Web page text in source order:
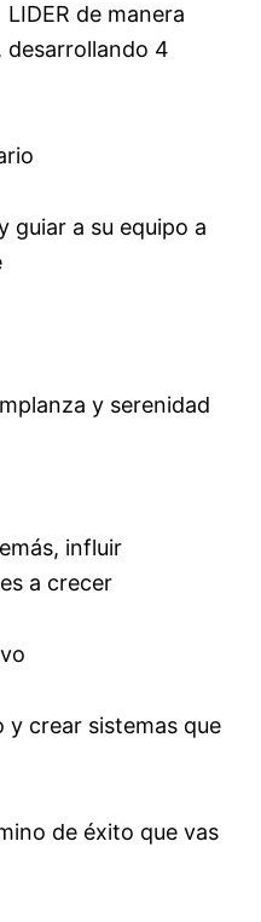
de manera
desarrollando 4
guiar a su equipo a
y serenidad
influir
a crecer
y crear sistemas que
de éxito que vas